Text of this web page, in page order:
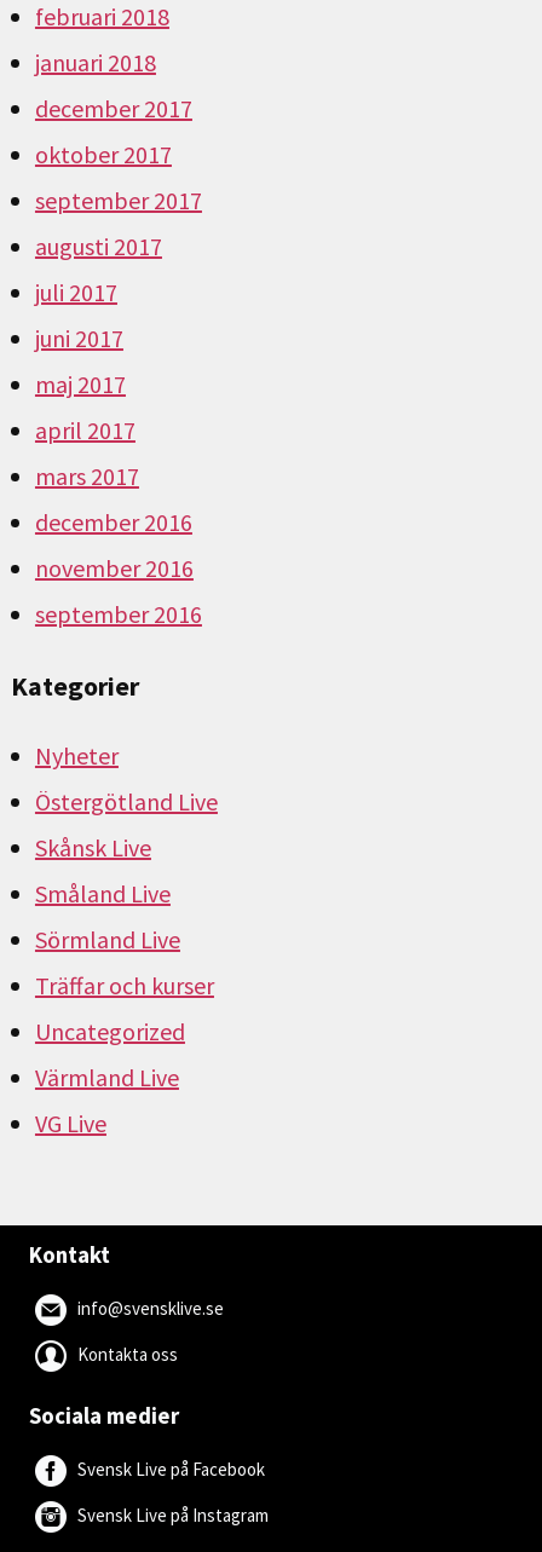
februari 2018
januari 2018
december 2017
oktober 2017
september 2017
augusti 2017
juli 2017
juni 2017
maj 2017
april 2017
mars 2017
december 2016
november 2016
september 2016
Kategorier
Nyheter
Östergötland Live
Skånsk Live
Småland Live
Sörmland Live
Träffar och kurser
Uncategorized
Värmland Live
VG Live
Kontakt
info@svensklive.se
Kontakta oss
Sociala medier
Svensk Live på Facebook
Svensk Live på Instagram